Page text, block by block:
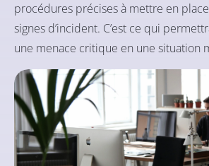
procédures précises à mettre en
signes d’incident. C’est ce qui
une menace critique en une situation